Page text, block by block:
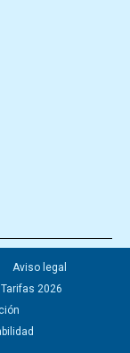
Aviso legal
Tarifas 2026